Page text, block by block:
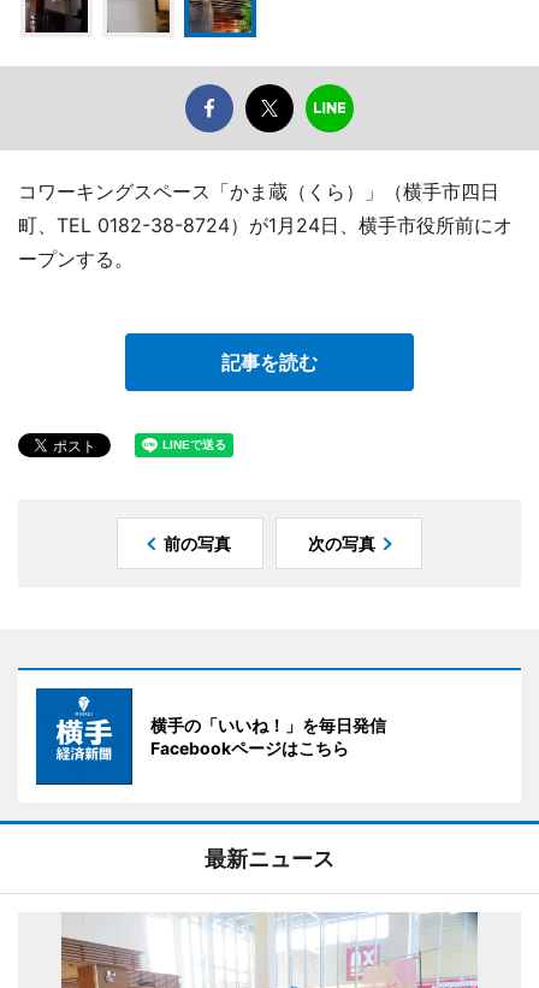
コワーキングスペース「かま蔵（くら）」（横手市四日
町、TEL 0182-38-8724）が1月24日、横手市役所前にオ
ープンする。
記事を読む
前の写真 次の写真
横手の「いいね！」を毎日発信
Facebookページはこちら
最新ニュース